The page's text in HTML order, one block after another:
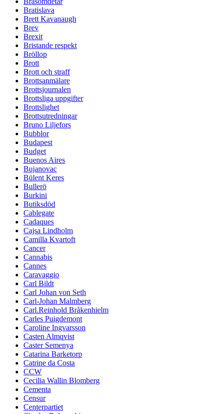
Bratislava
Brett Kavanaugh
Brev
Brexit
Bristande respekt
Bröllop
Brott
Brott och straff
Brottsanmälare
Brottsjournalen
Brottsliga uppgifter
Brottslighet
Brottsutredningar
Bruno Liljefors
Bubblor
Budapest
Budget
Buenos Aires
Bujanovac
Bülent Keres
Bullerö
Burkini
Butiksdöd
Cablegate
Cadaques
Cajsa Lindholm
Camilla Kvartoft
Cancer
Cannabis
Cannes
Caravaggio
Carl Bildt
Carl Johan von Seth
Carl-Johan Malmberg
Carl.Reinhold Bråkenhielm
Carles Puigdemont
Caroline Ingvarsson
Casten Almqvist
Caster Semenya
Catarina Barketorp
Catrine da Costa
CCW
Cecilia Wallin Blomberg
Cementa
Censur
Centerpartiet